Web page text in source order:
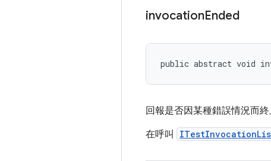
invocationEnded
public abstract void
回報是否因某種錯誤情況而終
在呼叫